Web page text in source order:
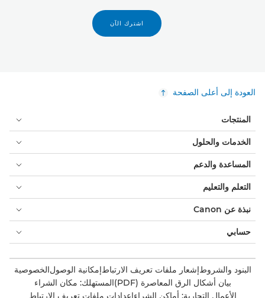
اشترك الآن
العودة إلى أعلى الصفحة
المنتجات
الخدمات والحلول
المساعدة والدعم
التعلم والتعليم
نبذة عن Canon
حسابي
البنود والشروطإشعار ملفات تعريف الارتباطإمكانية الوصولالخصوصية
بيان أشكال الرق المعاصرة (PDF)
المستهلك: مكان الشراء